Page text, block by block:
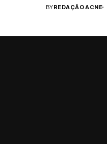
BYREDAÇÃO ACNE